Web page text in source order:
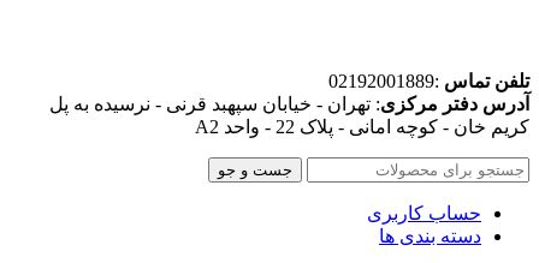
تلفن تماس :02192001889
آدرس دفتر مرکزی: تهران - خیابان سپهبد قرنی - نرسیده به پل
کریم خان - کوچه امانی - پلاک 22 - واحد A2
جست و جو
حساب کاربری
دسته بندی ها